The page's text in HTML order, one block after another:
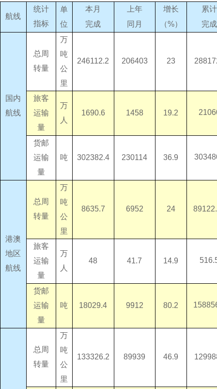
航线
统计
指标
单
位
本月
完成
上年
同月
增长
（%）
累计
完成
国内
航线
总周
转量
万
吨
公
里
246112.2 206403 23
旅客
运输
量
万
人
1690.6 1458 19.2
货邮
运输
量
吨 302382.4 230114 36.9
港澳
地区
航线
总周
转量
万
吨
公
里
8635.7 6952 24
旅客
运输
量
万
人
48 41.7 14.9
货邮
运输
量
吨 18029.4 9912 80.2
总周
转量
万
吨
公
里
133326.2 89939 46.9